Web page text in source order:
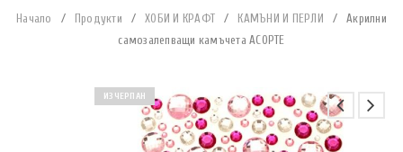
Начало / Продукти / ХОБИ И КРАФТ / КАМЪНИ И ПЕРЛИ /
Акрилни
самозалепващи камъчета АСОРТЕ
ИЗЧЕРПАН